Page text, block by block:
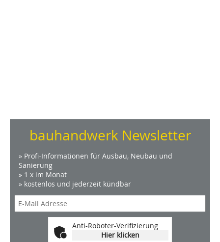
bauhandwerk Newsletter
» Profi-Informationen für Ausbau, Neubau und
Sanierung
» 1 x im Monat
» kostenlos und jederzeit kündbar
Anti-Roboter-Verifizierung
Hier klicken